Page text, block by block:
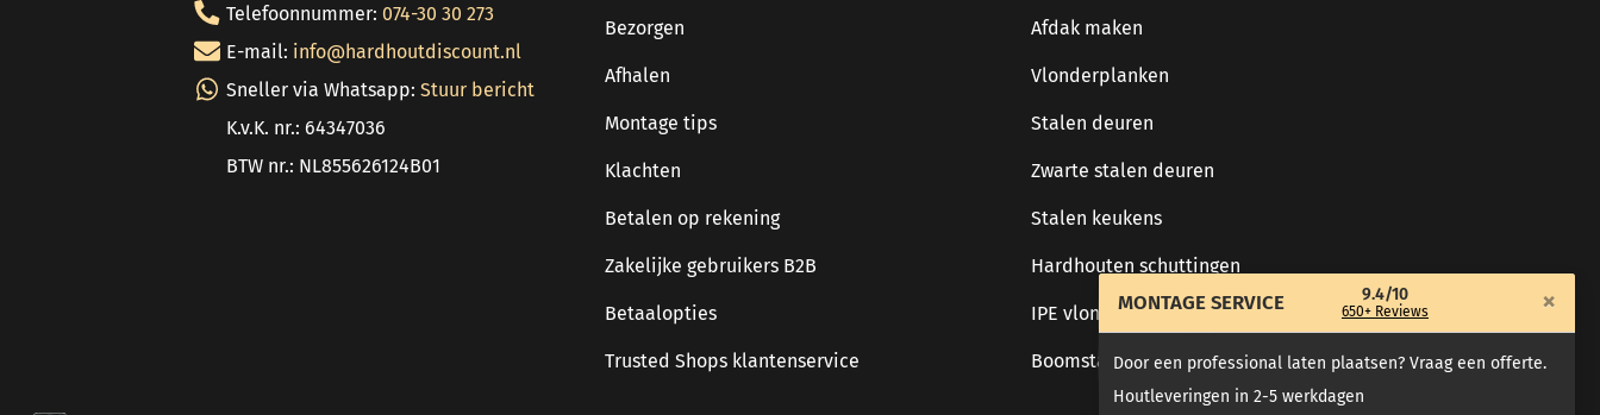
MONTAGE SERVICE 9.4/10
650+ Reviews ×
Door een professional laten plaatsen? Vraag een offerte.
Houtleveringen in 2-5 werkdagen
Telefoonnummer: 074-30 30 273
E-mail: info@hardhoutdiscount.nl
Sneller via Whatsapp: Stuur bericht
K.v.K. nr.: 64347036
BTW nr.: NL855626124B01
Bezorgen
Afhalen
Montage tips
Klachten
Betalen op rekening
Zakelijke gebruikers B2B
Betaalopties
Trusted Shops klantenservice
Afdak maken
Vlonderplanken
Stalen deuren
Zwarte stalen deuren
Stalen keukens
Hardhouten schuttingen
IPE vlonderplanken
Boomstamtafels